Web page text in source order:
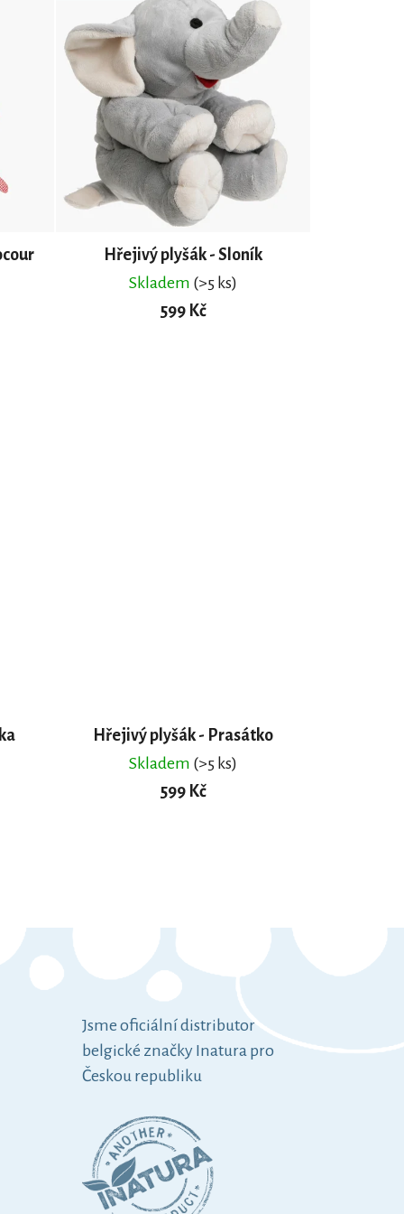
Hřejivý plyšák - Sloník
Skladem (>5 ks)
599 Kč
Hřejivý plyšák - Prasátko
Skladem (>5 ks)
599 Kč
Jsme oficiální distributor
belgické značky Inatura pro
Českou republiku